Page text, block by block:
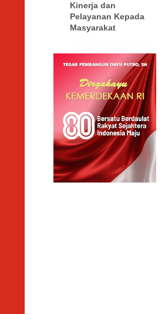
Kinerja dan
Pelayanan Kepada
Masyarakat